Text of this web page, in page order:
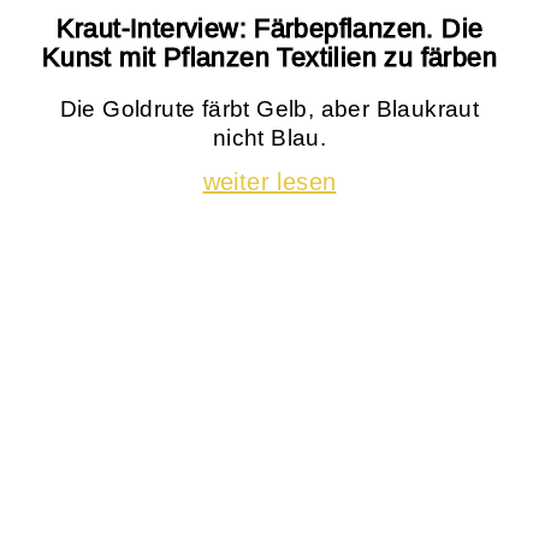
Kraut-Interview: Färbepflanzen. Die
Kunst mit Pflanzen Textilien zu färben
Die Goldrute färbt Gelb, aber Blaukraut
nicht Blau.
weiter lesen